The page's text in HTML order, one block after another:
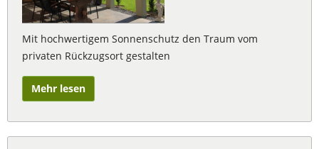
Mit hochwertigem Sonnenschutz den Traum vom
privaten Rückzugsort gestalten
Mehr lesen